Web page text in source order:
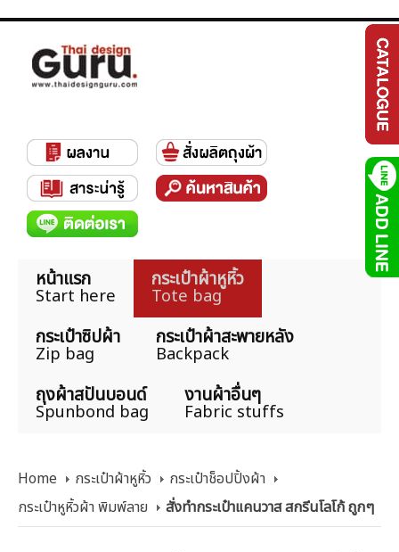
หน้าแรก
Start here
กระเป๋าผ้าหูหิ้ว
Tote bag
กระเป๋าซิปผ้า
Zip bag
กระเป๋าผ้าสะพายหลัง
Backpack
ถุงผ้าสปันบอนด์
Spunbond bag
งานผ้าอื่นๆ
Fabric stuffs
Home กระเป๋าผ้าหูหิ้ว
กระเป๋าช็อปปิ้งผ้า
กระเป๋าหูหิ้วผ้า พิมพ์ลาย
สั่งทำกระเป๋าแคนวาส สกรีนโลโก้ ถูกๆ